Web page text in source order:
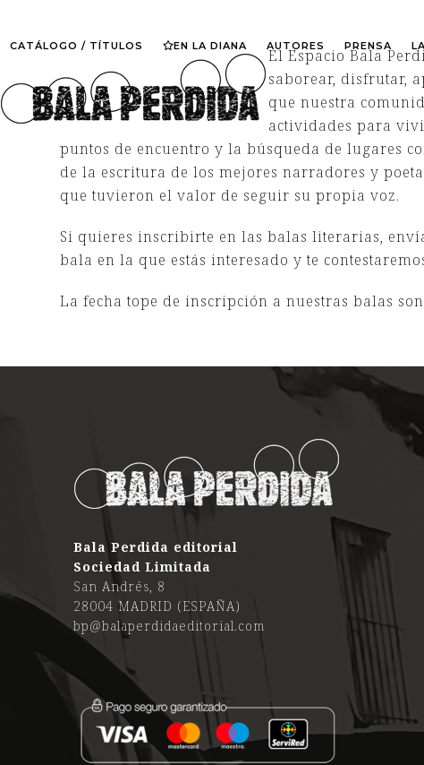
CATÁLOGO / TÍTULOS EN LA DIANA AUTORES PRENSA
El Espacio Bala
saborear, disfrutar,
que nuestra
actividades para
puntos de encuentro y la búsqueda de lugares
de la escritura de los mejores narradores y
que tuvieron el valor de seguir su propia voz.
Si quieres inscribirte en las balas literarias,
bala en la que estás interesado y te
La fecha tope de inscripción a nuestras balas
Bala Perdida editorial
Sociedad Limitada
San Andrés, 8
28004 MADRID (ESPAÑA)
bp@balaperdidaeditorial.com